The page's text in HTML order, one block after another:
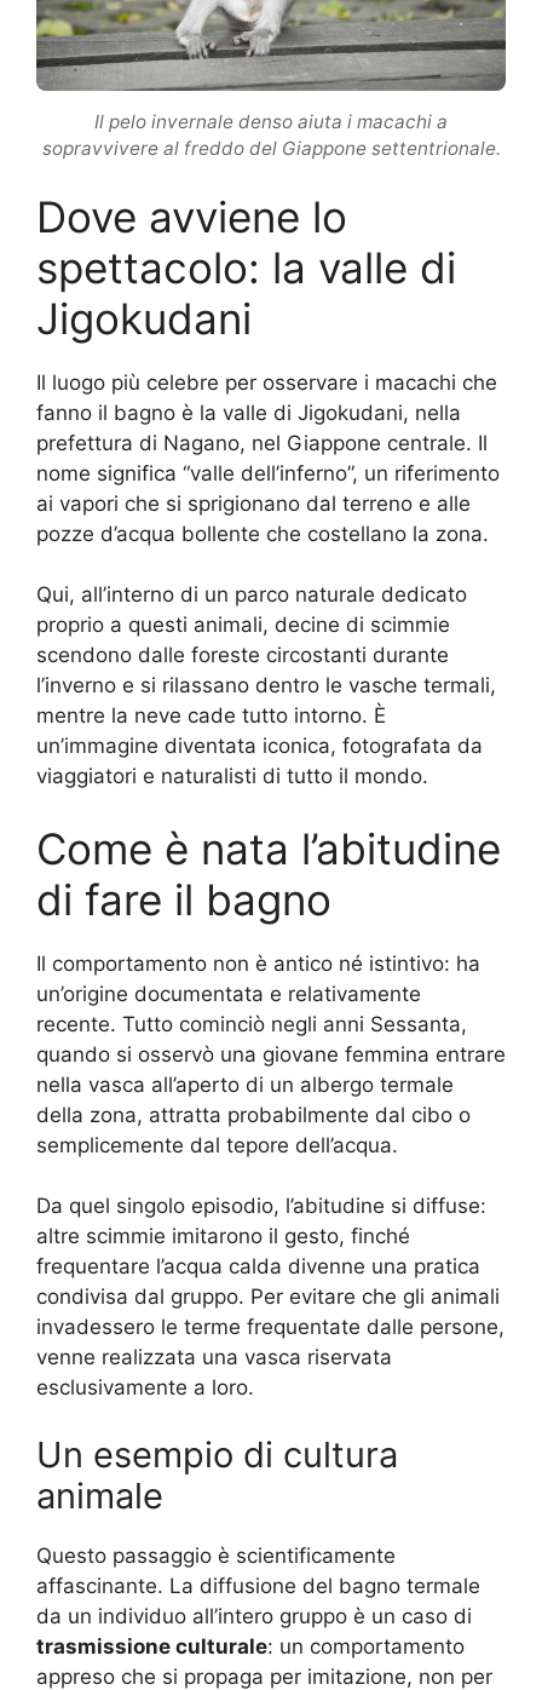
Il pelo invernale denso aiuta i macachi a
sopravvivere al freddo del Giappone settentrionale.
Dove avviene lo
spettacolo: la valle di
Jigokudani
Il luogo più celebre per osservare i macachi che
fanno il bagno è la valle di Jigokudani, nella
prefettura di Nagano, nel Giappone centrale. Il
nome significa “valle dell’inferno”, un riferimento
ai vapori che si sprigionano dal terreno e alle
pozze d’acqua bollente che costellano la zona.
Qui, all’interno di un parco naturale dedicato
proprio a questi animali, decine di scimmie
scendono dalle foreste circostanti durante
l’inverno e si rilassano dentro le vasche termali,
mentre la neve cade tutto intorno. È
un’immagine diventata iconica, fotografata da
viaggiatori e naturalisti di tutto il mondo.
Come è nata l’abitudine
di fare il bagno
Il comportamento non è antico né istintivo: ha
un’origine documentata e relativamente
recente. Tutto cominciò negli anni Sessanta,
quando si osservò una giovane femmina entrare
nella vasca all’aperto di un albergo termale
della zona, attratta probabilmente dal cibo o
semplicemente dal tepore dell’acqua.
Da quel singolo episodio, l’abitudine si diffuse:
altre scimmie imitarono il gesto, finché
frequentare l’acqua calda divenne una pratica
condivisa dal gruppo. Per evitare che gli animali
invadessero le terme frequentate dalle persone,
venne realizzata una vasca riservata
esclusivamente a loro.
Un esempio di cultura
animale
Questo passaggio è scientificamente
affascinante. La diffusione del bagno termale
da un individuo all’intero gruppo è un caso di
trasmissione culturale: un comportamento
appreso che si propaga per imitazione, non per